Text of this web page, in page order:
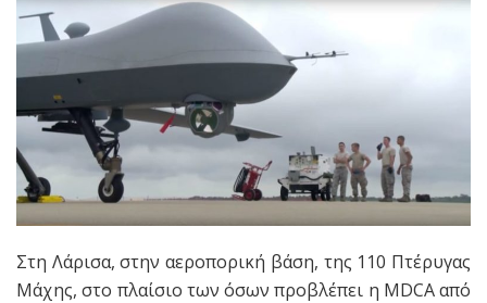
Στη Λάρισα, στην αεροπορική βάση, της 110 Πτέρυγας
Μάχης, στο πλαίσιο των όσων προβλέπει η MDCA από